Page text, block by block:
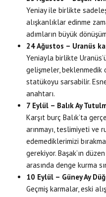
Yeniay ile birlikte
alışkanlıklar edinme
adımların büyük
24 Ağustos – Uranüs
Yeniayla birlikte
gelişmeler, beklenmedik
statükoyu sarsabilir.
anahtarı.
7 Eylül – Balık Ay
Karşıt burç Balık’ta
arınmayı, teslimiyeti ve
edemediklerimizi
gerekiyor. Başak’ın
arasında denge kurma
10 Eylül – Güney Ay
Geçmiş karmalar, eski